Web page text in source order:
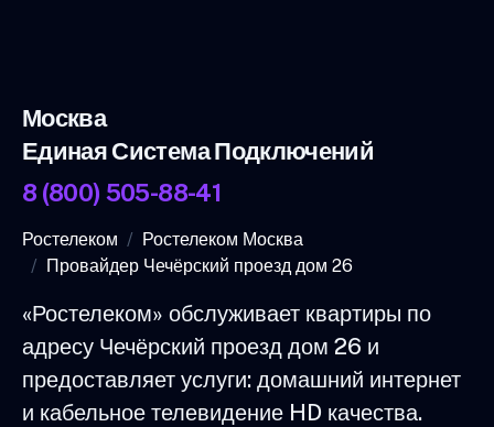
Москва
Единая Система Подключений
8 (800) 505-88-41
Ростелеком
Ростелеком Москва
Провайдер Чечёрский проезд дом 26
«Ростелеком» обслуживает квартиры по
адресу Чечёрский проезд дом 26 и
предоставляет услуги: домашний интернет
и кабельное телевидение HD качества.